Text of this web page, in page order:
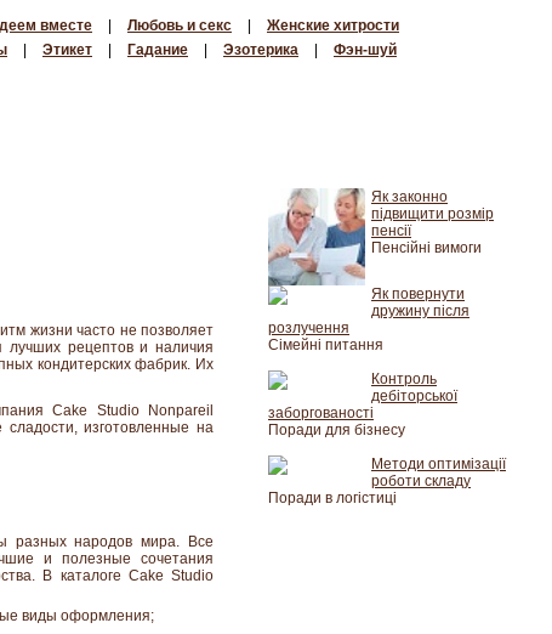
вместе Любовь и секс
Женские хитрости
Этикет Гадание Эзотерика
Фэн-шуй
жизни часто не позволяет
лучших рецептов и наличия
кондитерских фабрик. Их
Cake Studio Nonpareil
сладости, изготовленные на
разных народов мира. Все
и полезные сочетания
В каталоге Cake Studio
виды оформления;
Як законно
підвищити розмір
пенсії
Пенсійні вимоги
Як повернути
дружину після
розлучення
Сімейні питання
Контроль
дебіторської
заборгованості
Поради для бізнесу
Методи оптимізації
роботи складу
Поради в логістиці